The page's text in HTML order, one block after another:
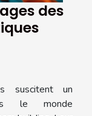
des
suscitent un
le monde